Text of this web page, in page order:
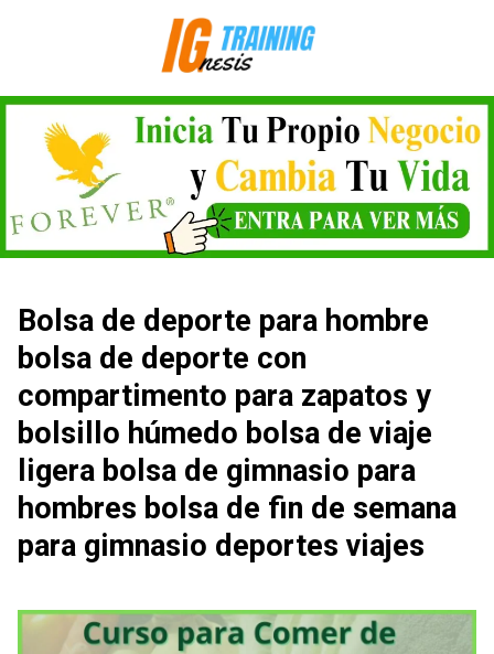
Bolsa de deporte para hombre
bolsa de deporte con
compartimento para zapatos y
bolsillo húmedo bolsa de viaje
ligera bolsa de gimnasio para
hombres bolsa de fin de semana
para gimnasio deportes viajes